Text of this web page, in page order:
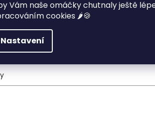
Vám naše omáčky chutnaly ještě
cookies 🌶️🍪
Nastavení
logem
pálivosti